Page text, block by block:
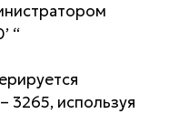
“
3265, используя